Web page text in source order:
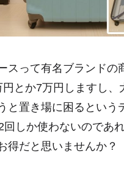
スって有名ブランドの
円とか7万円しますし、
と置き場に困るという
回しか使わないのであ
得だと思いませんか？